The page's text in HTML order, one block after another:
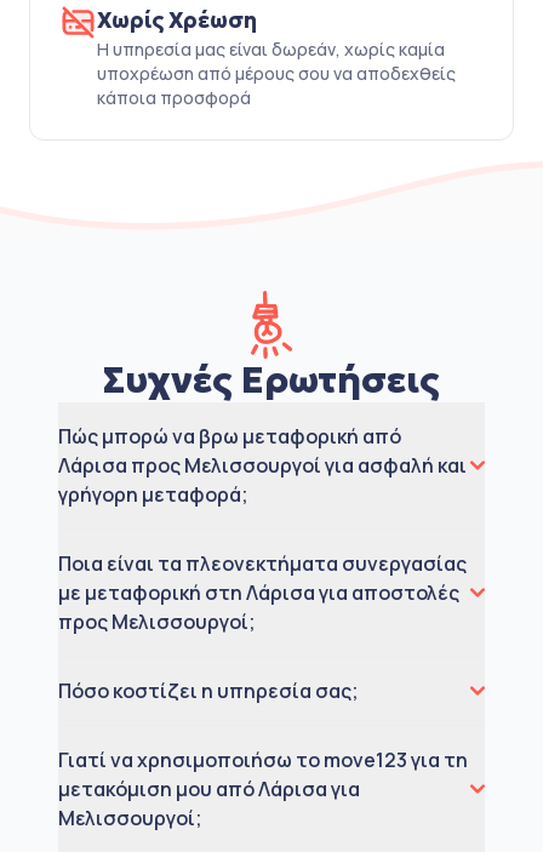
Χωρίς Χρέωση
Η υπηρεσία μας είναι δωρεάν, χωρίς καμία
υποχρέωση από μέρους σου να αποδεχθείς
κάποια προσφορά
Συχνές Ερωτήσεις
Πώς μπορώ να βρω μεταφορική από
Λάρισα προς Μελισσουργοί για ασφαλή και
γρήγορη μεταφορά;
Ποια είναι τα πλεονεκτήματα συνεργασίας
με μεταφορική στη Λάρισα για αποστολές
προς Μελισσουργοί;
Πόσο κοστίζει η υπηρεσία σας;
Γιατί να χρησιμοποιήσω το move123 για τη
μετακόμιση μου από Λάρισα για
Μελισσουργοί;